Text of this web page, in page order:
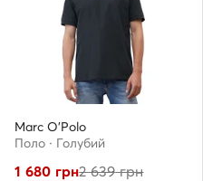
Marc O'Polo
Поло · Голубий
1 680 грн2 639грн